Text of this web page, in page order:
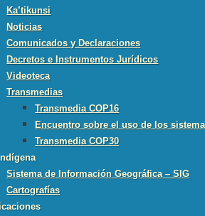
Ka’tikunsi
Noticias
Comunicados y Declaraciones
Decretos e Instrumentos Jurídicos
Videoteca
Transmedias
Transmedia COP16
Encuentro sobre el uso de los
Transmedia COP30
Sistema de Información Geográfica – SIG
Cartografías